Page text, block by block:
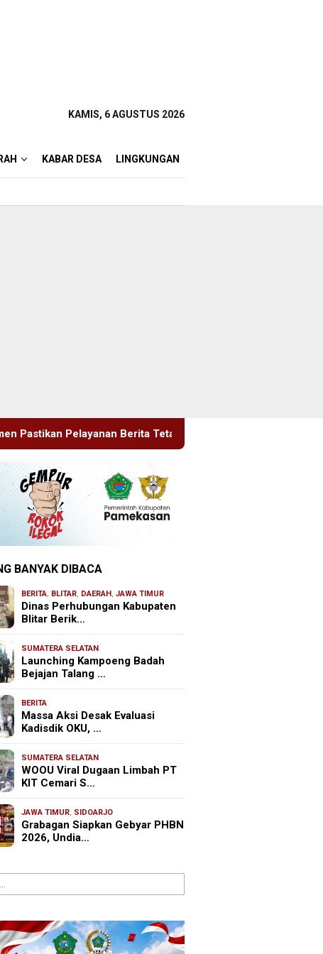
KAMIS, 6 AGUSTUS 2026
KABAR DESA LINGKUNGAN
Tetap Maksimal Rudenim Pusat Tanjung Pinang
BANYAK DIBACA
BERITA, BLITAR, DAERAH ,JAWA TIMUR
Dinas Perhubungan Kabupaten
Blitar Berik…
SUMATERA SELATAN
Launching Kampoeng Badah
Bejajan Talang …
BERITA
Massa Aksi Desak Evaluasi
Kadisdik OKU, …
SUMATERA SELATAN
WOOU Viral Dugaan Limbah PT
KIT Cemari S…
JAWA TIMUR, SIDOARJO
Grabagan Siapkan Gebyar PHBN
2026, Undia…